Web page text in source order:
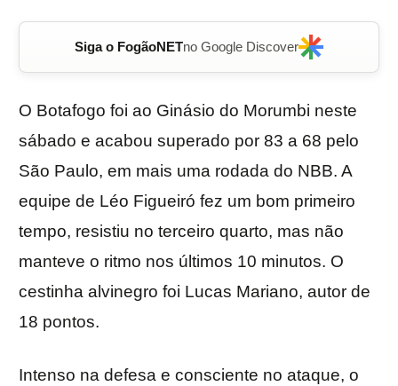
Siga o FogãoNETno Google Discover
O Botafogo foi ao Ginásio do Morumbi neste
sábado e acabou superado por 83 a 68 pelo
São Paulo, em mais uma rodada do NBB. A
equipe de Léo Figueiró fez um bom primeiro
tempo, resistiu no terceiro quarto, mas não
manteve o ritmo nos últimos 10 minutos. O
cestinha alvinegro foi Lucas Mariano, autor de
18 pontos.
Intenso na defesa e consciente no ataque, o